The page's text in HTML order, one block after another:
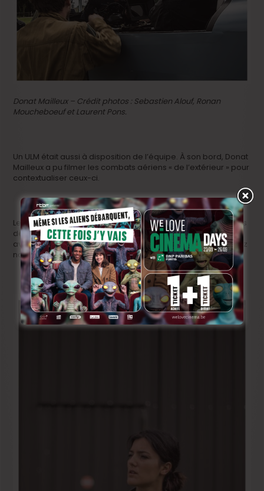
Donat Mailleux – Crédit photos : Sebastien Alouf, Ronan
Moucheboeuf et Laurent Pons.
Un ULM était aussi à disposition de l’équipe. À son bord, Donat
Mailleux a pu filmer les combats aériens « de l’extérieur » pour
contextualiser ceux-ci.
Le montage est en cours puis l’équipe passera au processus
de post-production. Vous l’avez compris : on attend ce film
avec curiosité dans un prochain festival pas trop loin de chez
nous.